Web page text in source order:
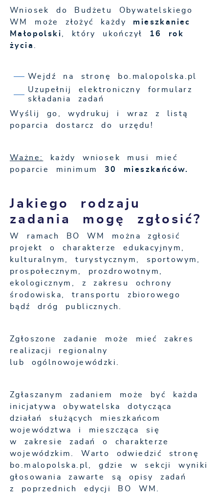
Wniosek do Budżetu Obywatelskiego
WM może złożyć każdy mieszkaniec
Małopolski
, który ukończył 16 rok
życia
Wejdź na stronę bo.malopolska.pl
Uzupełnij elektroniczny formularz
składania zadań
Wyślij go, wydrukuj i wraz z listą
poparcia dostarcz do urzędu!
Ważne:
każdy wniosek musi mieć
poparcie minimum 30 mieszkańców.
Jakiego rodzaju
zadania mogę zgłosić?
W ramach BO WM można zgłosić
projekt o charakterze edukacyjnym,
kulturalnym, turystycznym, sportowym,
prospołecznym, prozdrowotnym,
ekologicznym, z zakresu ochrony
środowiska, transportu zbiorowego
bądź dróg publicznych.
Zgłoszone zadanie może mieć zakres
realizacji regionalny
lub ogólnowojewódzki.
Zgłaszanym zadaniem może być każda
inicjatywa obywatelska dotycząca
działań służących mieszkańcom
województwa i mieszcząca się
w zakresie zadań o charakterze
wojewódzkim. Warto odwiedzić stronę
bo.malopolska.pl, gdzie w sekcji wyniki
głosowania zawarte są opisy zadań
z poprzednich edycji BO WM.